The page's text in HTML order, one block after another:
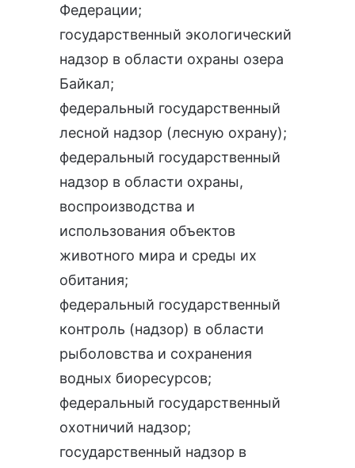
Федерации;
государственный экологический
надзор в области охраны озера
Байкал;
федеральный государственный
лесной надзор (лесную охрану);
федеральный государственный
надзор в области охраны,
воспроизводства и
использования объектов
животного мира и среды их
обитания;
федеральный государственный
контроль (надзор) в области
рыболовства и сохранения
водных биоресурсов;
федеральный государственный
охотничий надзор;
государственный надзор в